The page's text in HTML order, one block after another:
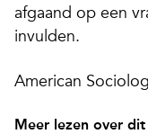
afgaand op een
invulden.
American
Meer lezen over